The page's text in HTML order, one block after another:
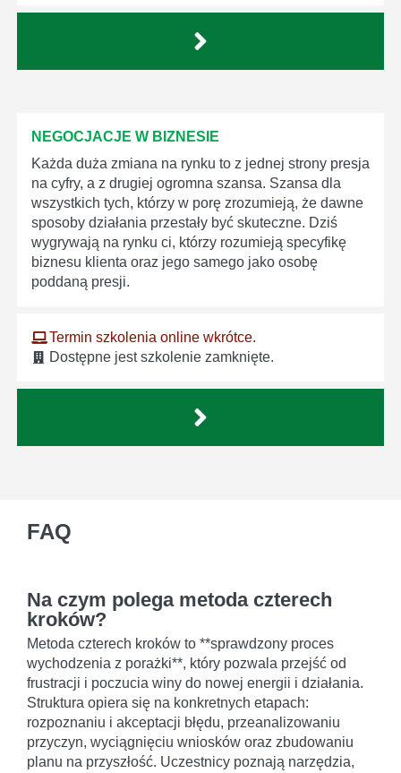
NEGOCJACJE W BIZNESIE
Każda duża zmiana na rynku to z jednej strony presja
na cyfry, a z drugiej ogromna szansa. Szansa dla
wszystkich tych, którzy w porę zrozumieją, że dawne
sposoby działania przestały być skuteczne. Dziś
wygrywają na rynku ci, którzy rozumieją specyfikę
biznesu klienta oraz jego samego jako osobę
poddaną presji.
Termin szkolenia online wkrótce.
Dostępne jest szkolenie zamknięte.
FAQ
Na czym polega metoda czterech
kroków?
Metoda czterech kroków to **sprawdzony proces
wychodzenia z porażki**, który pozwala przejść od
frustracji i poczucia winy do nowej energii i działania.
Struktura opiera się na konkretnych etapach:
rozpoznaniu i akceptacji błędu, przeanalizowaniu
przyczyn, wyciągnięciu wniosków oraz zbudowaniu
planu na przyszłość. Uczestnicy poznają narzędzia,